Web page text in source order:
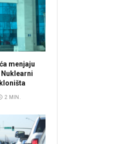
menjaju
2 MIN.